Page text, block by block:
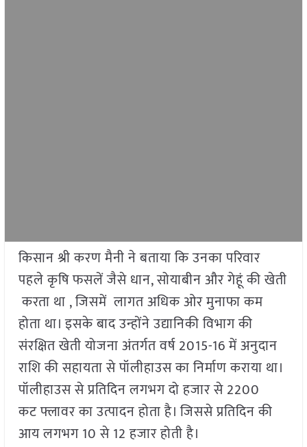
किसान श्री करण मैनी ने बताया कि उनका परिवार
पहले कृषि फसलें जैसे धान, सोयाबीन और गेहूं की खेती
करता था , जिसमें लागत अधिक ओर मुनाफा कम
होता था। इसके बाद उन्होंने उद्यानिकी विभाग की
संरक्षित खेती योजना अंतर्गत वर्ष 2015-16 में अनुदान
राशि की सहायता से पॉलीहाउस का निर्माण कराया था।
पॉलीहाउस से प्रतिदिन लगभग दो हजार से 2200
कट फ्लावर का उत्पादन होता है। जिससे प्रतिदिन की
आय लगभग 10 से 12 हजार होती है।